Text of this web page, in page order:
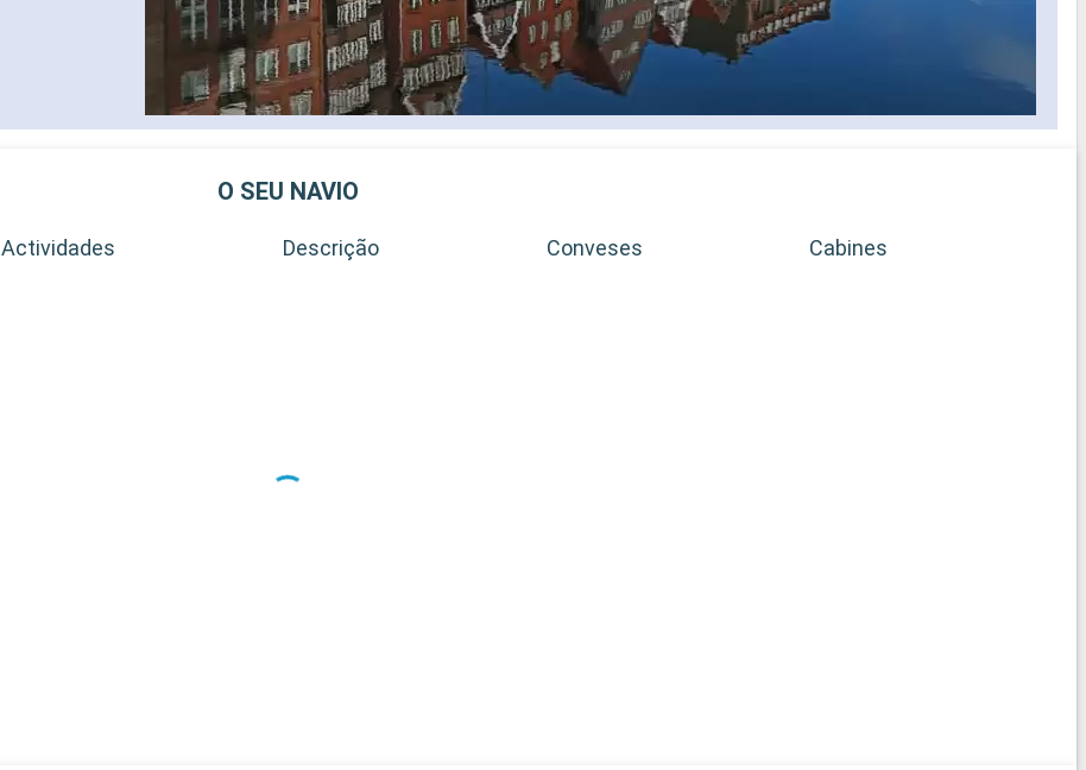
O SEU NAVIO
Actividades Descrição Conveses Cabines